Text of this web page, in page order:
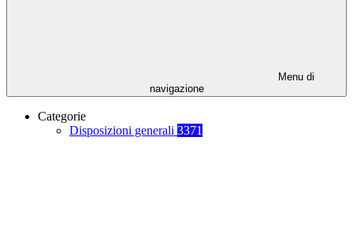
Menu di
navigazione
Categorie
Disposizioni generali 3371